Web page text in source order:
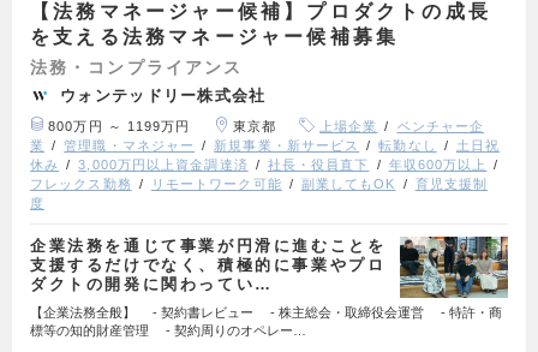
【法務マネージャー候補】プロダクトの成長
を支える法務マネージャー候補募集
法務・コンプライアンス
ウォンテッドリー株式会社
800万円 ～ 1199万円 東京都 上場企業
ベンチャー企
業
管理職・マネジャー 新規事業・新サービス 転勤なし
土日祝
休み
3,000万円以上資金調達済 社長・役員直下
年収600万以上
フレックス勤務
リモートワーク可能 副業してもOK
育児支援制
度
企業法務を通じて事業が円滑に進むことを
支援するだけでなく、積極的に事業やプロ
ダクトの開発に関わってい…
【企業法務全般】 - 契約書レビュー - 株主総会・取締役会運営 - 特許・商
標等の知的財産管理 - 契約周りのオペレー…